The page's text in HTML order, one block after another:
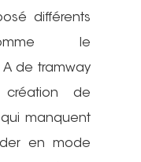
différents
le
de tramway
de
manquent
en mode